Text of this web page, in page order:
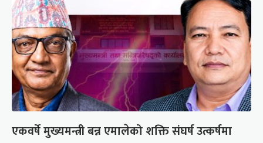
एकवर्षे मुख्यमन्त्री बन्न एमालेको शक्ति संघर्ष उत्कर्षमा